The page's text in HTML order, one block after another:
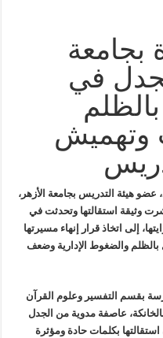
بجامعة
في
وتهميش
عضو هيئة التدريس بجامعة الأزهر،
وثيقة استقالتها وتحدثت في
إلى اتخاذ قرار إنهاء مسيرتها
بالظلم والضغوط الإدارية وضعف
بقسم التفسير وعلوم القرآن
بالخانكة، عاصفة مدوية من الجدل
بكلمات حادة ومؤثرة